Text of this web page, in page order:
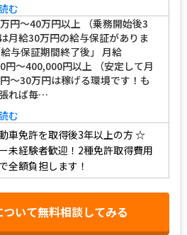
む
円～40万円以上 （乗務開始後3
月給30万円の給与保証がありま
与保証期間終了後」 月給
円～400,000円以上 （安定して月
～30万円は稼げる環境です！も
れば毎…
む
車免許を取得後3年以上の方☆
未経験者歓迎！2種免許取得費用
全額負担します！
いて無料相談してみる